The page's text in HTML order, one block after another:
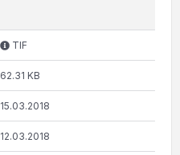
TIF
62.31 KB
15.03.2018
12.03.2018